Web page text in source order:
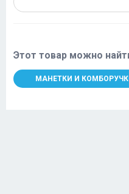
Этот товар можно
МАНЕТКИ И